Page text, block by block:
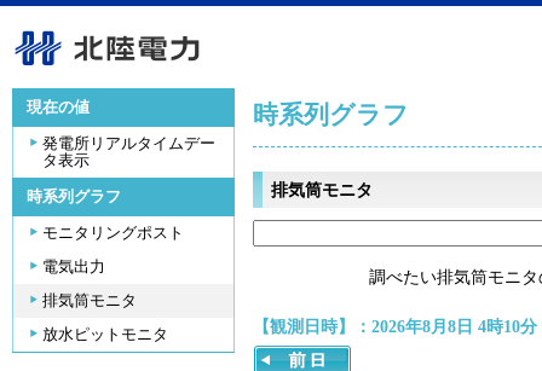
現在の値
発電所リアルタイムデー
タ表示
時系列グラフ
モニタリングポスト
電気出力
排気筒モニタ
放水ピットモニタ
時系列グラフ
排気筒モニタ
調べたい排気筒モニ
【観測日時】：2026年8月8日 4時10分